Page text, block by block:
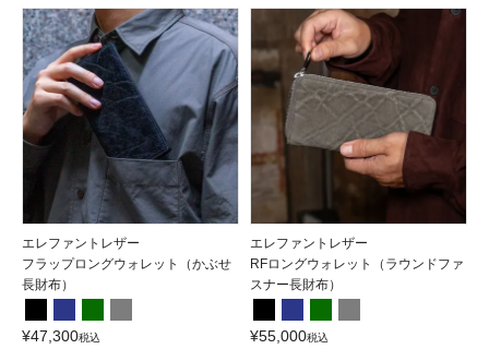
エレファントレザー
フラップロングウォレット（かぶせ
長財布）
¥47,300税込
エレファントレザー
RFロングウォレット（ラウンドファ
スナー長財布）
¥55,000税込